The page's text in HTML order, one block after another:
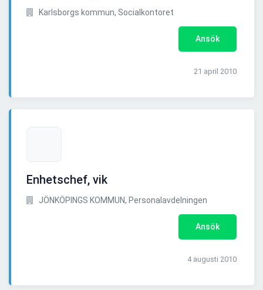
Karlsborgs kommun, Socialkontoret
Ansök
21 april 2010
Enhetschef, vik
JÖNKÖPINGS KOMMUN, Personalavdelningen
Ansök
4 augusti 2010